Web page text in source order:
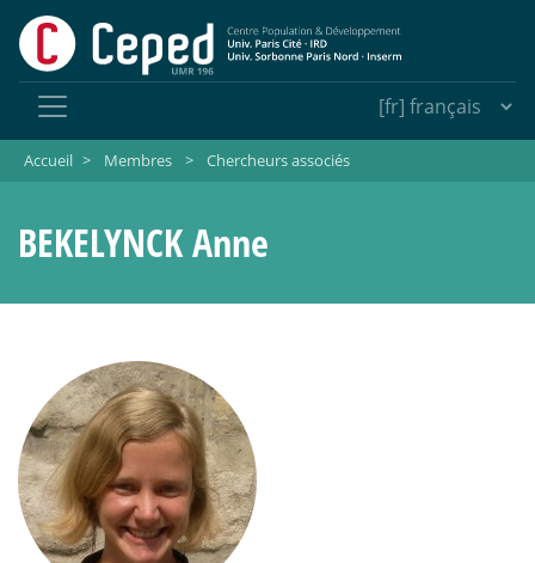
Accueil > Membres > Chercheurs associés
BEKELYNCK Anne